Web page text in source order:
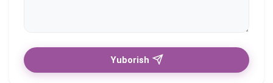
Yuborish